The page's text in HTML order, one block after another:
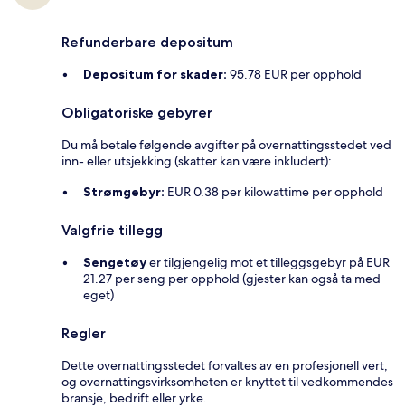
Refunderbare depositum
Depositum for skader: 95.78 EUR per opphold
Obligatoriske gebyrer
Du må betale følgende avgifter på overnattingsstedet ved
inn- eller utsjekking (skatter kan være inkludert):
Strømgebyr: EUR 0.38 per kilowattime per opphold
Valgfrie tillegg
Sengetøyer tilgjengelig mot et tilleggsgebyr på EUR
21.27 per seng per opphold (gjester kan også ta med
eget)
Regler
Dette overnattingsstedet forvaltes av en profesjonell vert,
og overnattingsvirksomheten er knyttet til vedkommendes
bransje, bedrift eller yrke.